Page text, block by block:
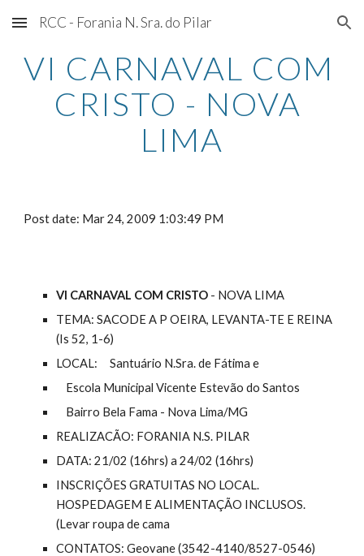
Skip to main content Skip to navigation
RCC - Forania N. Sra. do Pilar
VI CARNAVAL COM
CRISTO - NOVA
LIMA
Post date: Mar 24, 2009 1:03:49 PM
VI CARNAVAL COM CRISTO - NOVA LIMA
TEMA: SACODE A P OEIRA, LEVANTA-TE E REINA
(Is 52, 1-6)
LOCAL:     Santuário N.Sra. de Fátima e
    Escola Municipal Vicente Estevão do Santos
    Bairro Bela Fama - Nova Lima/MG
REALIZACÃO: FORANIA N.S. PILAR
DATA: 21/02 (16hrs) a 24/02 (16hrs)
INSCRIÇÕES GRATUITAS NO LOCAL.
HOSPEDAGEM E ALIMENTAÇÃO INCLUSOS.
(Levar roupa de cama
CONTATOS: Geovane (3542-4140/8527-0546)